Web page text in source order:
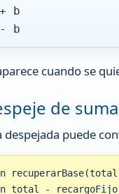
b
b
cuando se
de
despejada puede
total -